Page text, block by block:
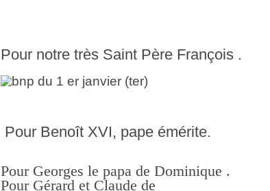
Pour notre très Saint Père François .
Pour Benoît XVI, pape émérite.
Pour Georges le papa de Dominique .
Pour Gérard et Claude de